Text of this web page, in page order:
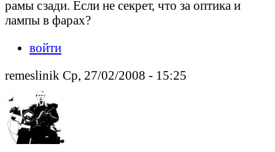
рамы сзади. Если не секрет, что за оптика и
лампы в фарах?
войти
remeslinik Ср, 27/02/2008 - 15:25